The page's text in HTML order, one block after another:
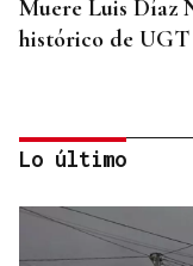
Muere Luis Díaz
histórico de UGT
Lo último